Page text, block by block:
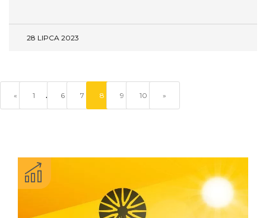
28 LIPCA 2023
« 1 … 6 7 8 9 10 »